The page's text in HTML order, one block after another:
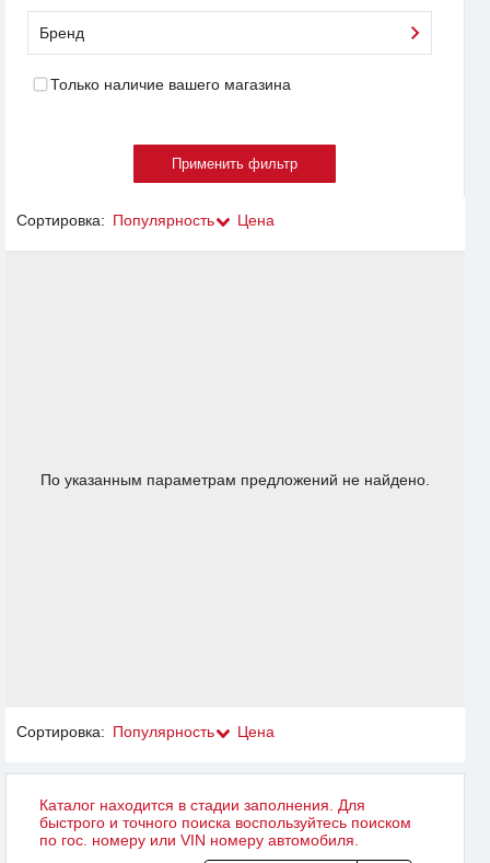
Бренд
Только наличие вашего магазина
Сортировка: Популярность Цена
По указанным параметрам предложений не найдено.
Сортировка: Популярность Цена
Каталог находится в стадии заполнения. Для
быстрого и точного поиска воспользуйтесь поиском
по гос. номеру или VIN номеру автомобиля.